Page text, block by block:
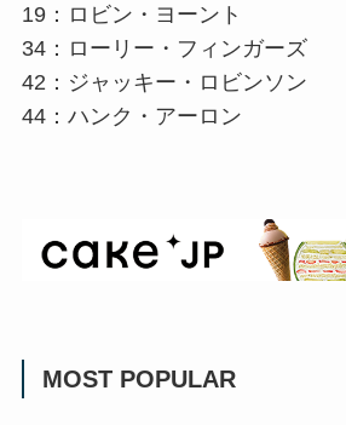
19：ロビン・ヨーント
34：ローリー・フィンガーズ
42：ジャッキー・ロビンソン
44：ハンク・アーロン
MOST POPULAR